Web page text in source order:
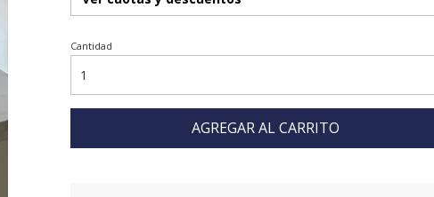
Cantidad
AGREGAR AL CARRITO